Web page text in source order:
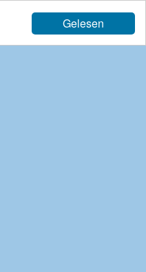
Gelesen